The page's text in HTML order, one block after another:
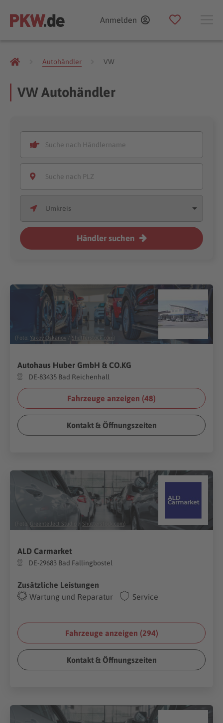
Anmelden
Autohändler VW
VW Autohändler
Händler suchen
(Foto: Yakov Oskanov / Shutterstock.com
Autohaus Huber GmbH & CO.KG
DE-83435 Bad Reichenhall
Fahrzeuge anzeigen (48)
Kontakt & Öffnungszeiten
(Foto: Greentellect Studio / Shutterstock.com)
ALD Carmarket
DE-29683 Bad Fallingbostel
Zusätzliche Leistungen
Wartung und Reparatur
Service
Fahrzeuge anzeigen (294)
Kontakt & Öffnungszeiten